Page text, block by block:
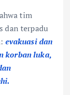
tim
dan terpadu
evakuasi dan
korban luka,